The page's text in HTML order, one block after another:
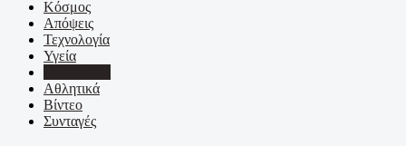
Κόσμος
Απόψεις
Τεχνολογία
Υγεία
Αθλητικά
Βίντεο
Συνταγές